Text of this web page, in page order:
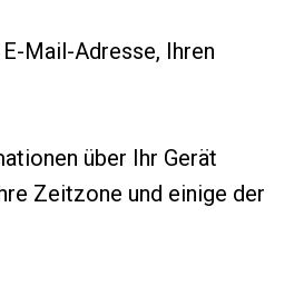
Mail-Adresse, Ihren
über Ihr Gerät
Zeitzone und einige der